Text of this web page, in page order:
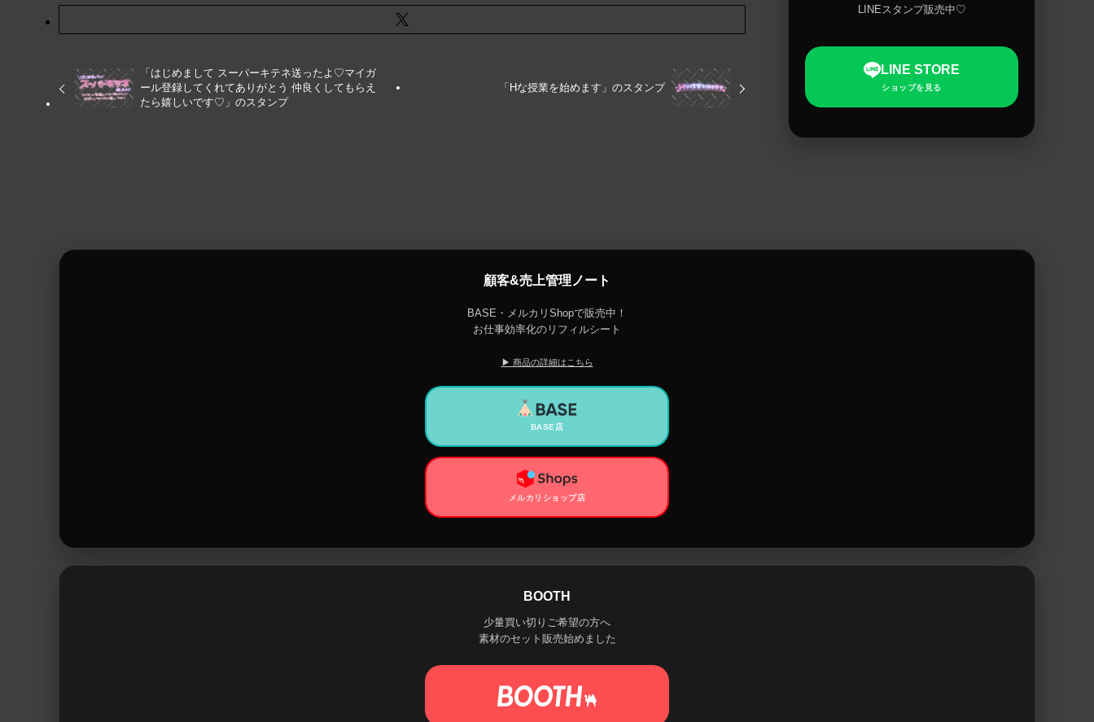
「はじめまして スーパーキテネ送ったよ♡マイガ
ール登録してくれてありがとう 仲良くしてもらえ
たら嬉しいです♡」のスタンプ
「Hな授業を始めます」のスタンプ
LINEスタンプ販売中♡
LINE STORE
ショップを見る
顧客&売上管理ノート
BASE・メルカリShopで販売中！
お仕事効率化のリフィルシート
▶ 商品の詳細はこちら
BASE店
メルカリショップ店
BOOTH
少量買い切りご希望の方へ
素材のセット販売始めました